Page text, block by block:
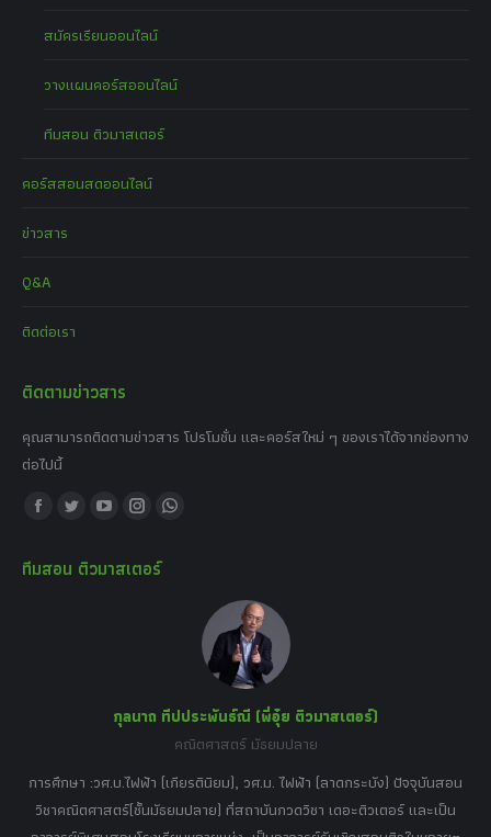
สมัครเรียนออนไลน์
วางแผนคอร์สออนไลน์
ทีมสอน ติวมาสเตอร์
คอร์สสอนสดออนไลน์
ข่าวสาร
Q&A
ติดต่อเรา
ติดตามข่าวสาร
คุณสามารถติดตามข่าวสาร โปรโมชั่น และคอร์สใหม่ ๆ ของเราได้จากช่องทาง
ต่อไปนี้
Find us on:
Facebook
opens
Twitter
opens
YouTube
opens
Instagram
opens
Whatsapp
window
ทีมสอน ติวมาสเตอร์
กุลนาถ ทีปประพันธ์ณี (พี่อุ๋ย ติวมาสเตอร์)
คณิตศาสตร์ มัธยมปลาย
การศึกษา :วศ.บ.ไฟฟ้า (เกียรตินิยม), วศ.ม. ไฟฟ้า (ลาดกระบัง) ปัจจุบันสอน
วิชาคณิตศาสตร์(ชั้นมัธยมปลาย) ที่สถาบันกวดวิชา เดอะติวเตอร์ และเป็น